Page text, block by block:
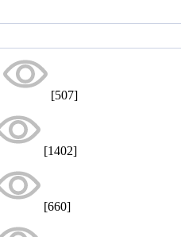
[507]
[1402]
[660]